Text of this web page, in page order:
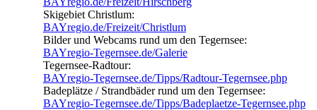
Skigebiet Christlum:
BAYregio.de/Freizeit/Christlum
Bilder und Webcams rund um den Tegernsee:
BAYregio-Tegernsee.de/Galerie
Tegernsee-Radtour:
BAYregio-Tegernsee.de/Tipps/Radtour-Tegernsee.php
Badeplätze / Strandbäder rund um den Tegernsee:
BAYregio-Tegernsee.de/Tipps/Badeplaetze-Tegernsee.php